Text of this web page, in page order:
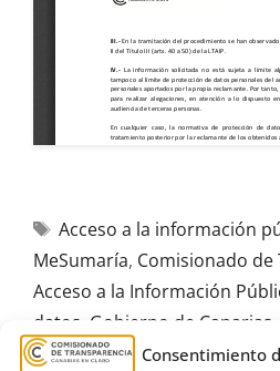
Consentimiento
Acceso a la información
MeSumaría, Comisionado
Acceso a la Información
datos Gobierno de Canarias